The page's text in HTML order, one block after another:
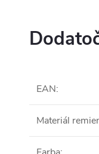
EAN:
Materiál